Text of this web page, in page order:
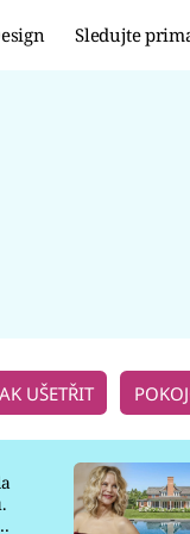
Sledujte
UŠETŘIT